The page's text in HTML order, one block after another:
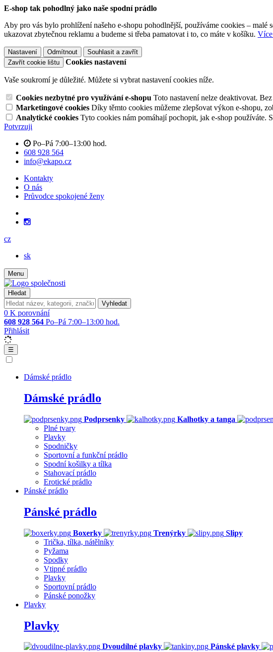
E-shop tak pohodlný jako naše spodní prádlo
Aby pro vás bylo prohlížení našeho e-shopu pohodlnější, používáme cookies –
ukazovat zbytečnou reklamu a budeme si třeba pamatovat i to, co máte v košíku.
Nastavení Odmítnout
Souhlasit a zavřít
Zavřít cookie lištu
Cookies nastavení
Vaše soukromí je důležité. Můžete si vybrat nastavení cookies níže.
Cookies nezbytné pro využívání e-shopu Toto nastavení nelze deaktivovat.
Marketingové cookies Díky těmto cookies můžeme zlepšovat výkon e-shopu,
Analytické cookies Tyto cookies nám pomáhají pochopit, jak e-shop používáte.
Potvrzuji
Po–Pá 7:00–13:00 hod.
608 928 564
info@ekapo.cz
Kontakty
O nás
Průvodce spokojené ženy
cz
sk
Menu
Hledat
Vyhledat
0 K porovnání
608 928 564 Po–Pá 7:00–13:00 hod.
Přihlásit
☰
Dámské prádlo
Dámské prádlo
Podprsenky Kalhotky a tanga
Plné tvary
Plavky
Spodničky
Sportovní a funkční prádlo
Spodní košilky a tílka
Stahovací prádlo
Erotické prádlo
Pánské prádlo
Pánské prádlo
Boxerky Trenýrky
Slipy
Trička, tílka, nátělníky
Pyžama
Spodky
Vtipné prádlo
Plavky
Sportovní prádlo
Pánské ponožky
Plavky
Plavky
Dvoudílné plavky Pánské plavky